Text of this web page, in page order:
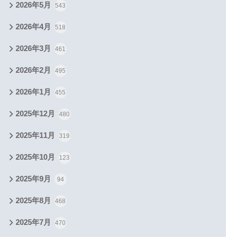
2026年5月 543
2026年4月 518
2026年3月 461
2026年2月 495
2026年1月 455
2025年12月 480
2025年11月 319
2025年10月 123
2025年9月 94
2025年8月 468
2025年7月 470